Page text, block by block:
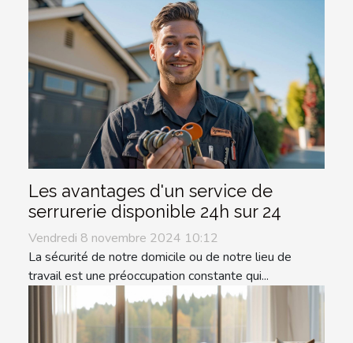
Les avantages d'un service de
serrurerie disponible 24h sur 24
Vendredi 8 novembre 2024 10:12
La sécurité de notre domicile ou de notre lieu de
travail est une préoccupation constante qui...